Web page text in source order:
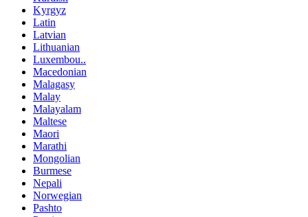
Kyrgyz
Latin
Latvian
Lithuanian
Luxembou..
Macedonian
Malagasy
Malay
Malayalam
Maltese
Maori
Marathi
Mongolian
Burmese
Nepali
Norwegian
Pashto